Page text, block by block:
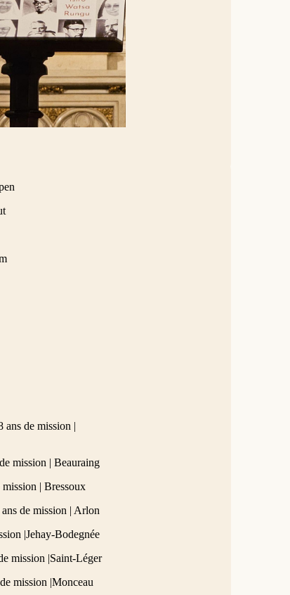
ans de mission |
mission | Beauraing
| Bressoux
de mission | Arlon
|Jehay-Bodegnée
mission |Saint-Léger
mission |Monceau